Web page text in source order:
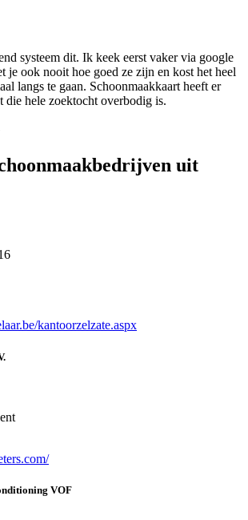
systeem dit. Ik keek eerst vaker via google
je ook nooit hoe goed ze zijn en kost het heel
langs te gaan. Schoonmaakkaart heeft er
die hele zoektocht overbodig is.
uit
kantoorzelzate.aspx
VOF